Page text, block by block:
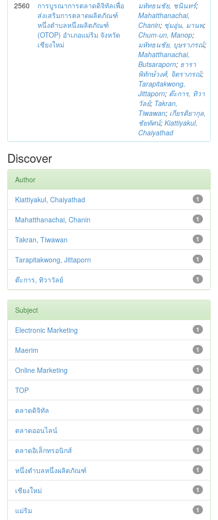
2560
การบูรณาการตลาดดิจิทัลเพื่อ
ส่งเสริมการตลาดผลิตภัณฑ์
หนึ่งตำบลหนึ่งผลิตภัณฑ์
(OTOP) อำเภอแม่ริม จังหวัด
เชียงใหม่
มหัทธนชัย, ชนินทร์;
Mahatthanachai,
Chanin; ชุ่มอุ่น, มานพ;
Chum-un, Manop;
มหัทธนชัย, บุษราภรณ์;
Mahatthanachai,
Butsaraporn; ธารา
พิทักษ์วงศ์, จิตราภรณ์;
Tarapitakwong,
Jittaporn; ต๊ะการ, ทิวา
วัลย์; Takran,
Tiwawan; เกียรติยากุล,
ชัยทัศน์; Kiattiyakul,
Chaiyathad
Discover
Author
1
Kiattiyakul, Chaiyathad
1
Mahatthanachai, Chanin
1
Takran, Tiwawan
1
Tarapitakwong, Jittaporn
1
ต๊ะการ, ทิวาวัลย์
Subject
1
Electronic Marketing
1
Maerim
1
Online Marketing
1
TOP
1
ตลาดดิจิทัล
1
ตลาดออนไลน์
1
ตลาดอิเล็กทรอนิกส์
1
หนึ่งตำบลหนึ่งผลิตภัณฑ์
1
เชียงใหม่
1
แม่ริม